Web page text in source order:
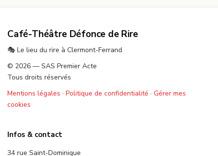
Café-Théâtre Défonce de Rire
🎭 Le lieu du rire à Clermont-Ferrand
© 2026 — SAS Premier Acte
Tous droits réservés
Mentions légales · Politique de confidentialité · Gérer mes
cookies
Infos & contact
34 rue Saint-Dominique